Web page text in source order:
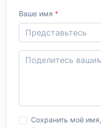
Ваше имя *
Сохранить моё